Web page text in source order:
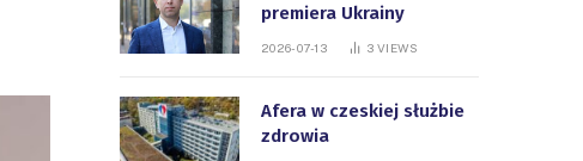
premiera Ukrainy
2026-07-13 3 VIEWS
Afera w czeskiej służbie
zdrowia